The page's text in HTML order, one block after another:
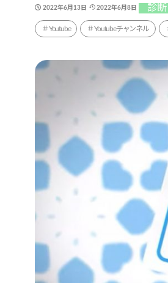
2022年6月13日 2022年6月8日 診断
Youtube Youtubeチャンネル